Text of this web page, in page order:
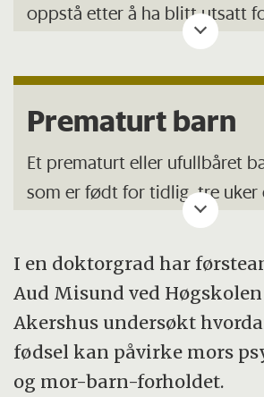
oppstå etter å ha blitt utsatt
eksepsjonell stor belastning av
katastrofekarakter. Det kan
eller sterkt ubehag når man
som minner om traumet, eller
unngår alt som kan minne
hukommelsessvikt for den
opplevelsen eller vedvarende
på psykisk overfølsomhet
alarmberedskap. Symptomer
søvnvansker, økt irritabilitet,
Prematurt barn
Et prematurt eller ufullbåret
som er født for tidlig, tre uker
beregnet fødselstermin.
Et prematurt barn er født før
svangerskapet.
Barn født før uke 32 er meget
født og født cirka to måneder
I en doktorgrad har
Aud Misund ved Høgskolen
Akershus undersøkt
fødsel kan påvirke mors
og mor-barn-forholdet.